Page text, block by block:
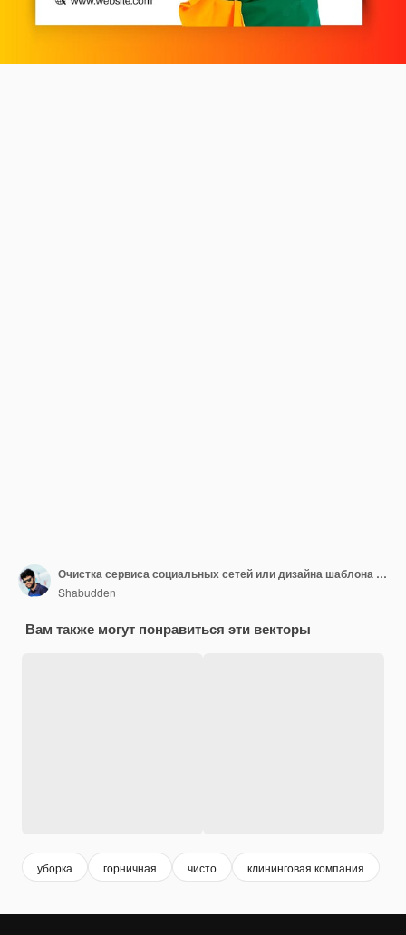
Очистка сервиса социальных сетей или дизайна шаблона веб-баннера
Shabudden
Вам также могут понравиться эти векторы
уборка горничная чисто клининговая компания